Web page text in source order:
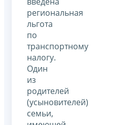
региональная
льгота
по
транспортному
налогу.
Один
из
родителей
(усыновителей)
семьи,